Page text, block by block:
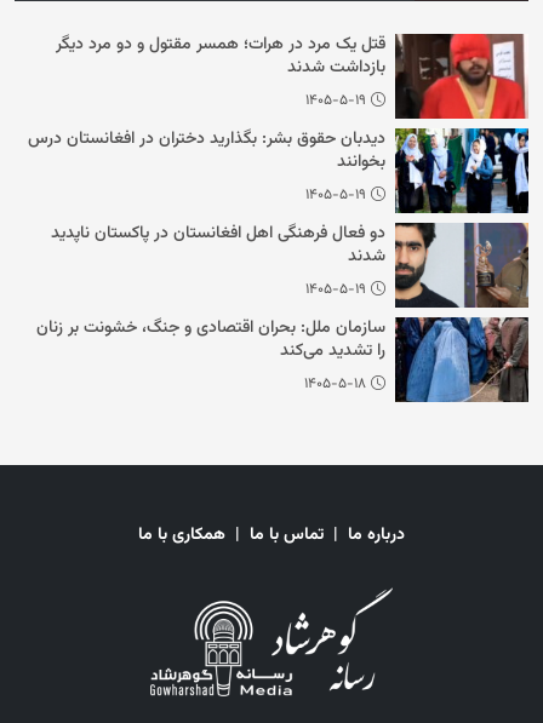
قتل یک مرد در هرات؛ همسر مقتول و دو مرد دیگر
بازداشت شدند
۱۴۰۵-۵-۱۹
دیدبان حقوق بشر: بگذارید دختران در افغانستان درس
بخوانند
۱۴۰۵-۵-۱۹
دو فعال فرهنگی اهل افغانستان در پاکستان ناپدید
شدند
۱۴۰۵-۵-۱۹
سازمان ملل: بحران اقتصادی و جنگ، خشونت بر زنان
را تشدید می‌‌کند
۱۴۰۵-۵-۱۸
درباره ما | تماس با ما | همکاری با ما